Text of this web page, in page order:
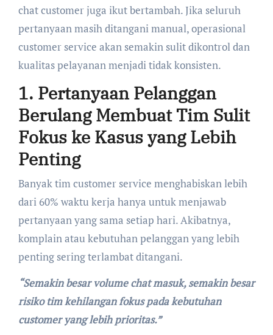
chat customer juga ikut bertambah. Jika seluruh
pertanyaan masih ditangani manual, operasional
customer service akan semakin sulit dikontrol dan
kualitas pelayanan menjadi tidak konsisten.
1. Pertanyaan Pelanggan
Berulang Membuat Tim Sulit
Fokus ke Kasus yang Lebih
Penting
Banyak tim customer service menghabiskan lebih
dari 60% waktu kerja hanya untuk menjawab
pertanyaan yang sama setiap hari. Akibatnya,
komplain atau kebutuhan pelanggan yang lebih
penting sering terlambat ditangani.
“Semakin besar volume chat masuk, semakin besar
risiko tim kehilangan fokus pada kebutuhan
customer yang lebih prioritas.”